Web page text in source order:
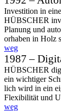
Investition in
HÜBSCHER
Planung und
orhaben in Holz
weg
1987 –
HÜBSCHER
ein wichtiger
lich wird in ein
Flexi­bilität und
weg